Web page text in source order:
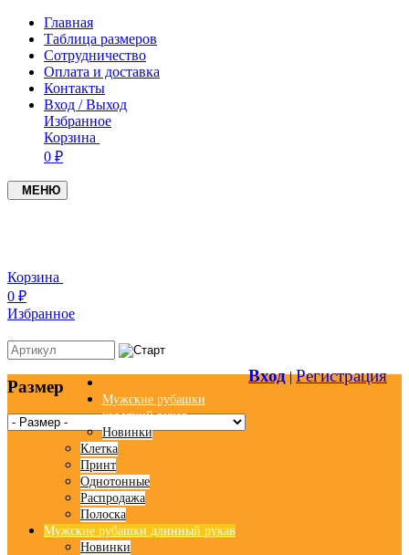
Главная
Таблица размеров
Сотрудничество
Оплата и доставка
Контакты
Вход / Выход
Избранное
Корзина
0 ₽
МЕНЮ
Корзина
0 ₽
Вход|Регистрация
Избранное
Размер
Мужские рубашки
короткий рукав
Новинки
Клетка
Принт
Однотонные
Распродажа
Полоска
Мужские рубашки длинный рукав
Новинки